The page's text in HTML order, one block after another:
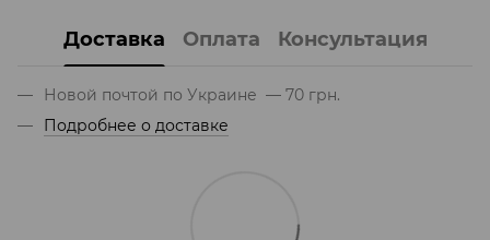
Доставка Оплата Консультация
Новой почтой по Украине — 70 грн.
Подробнее о доставке